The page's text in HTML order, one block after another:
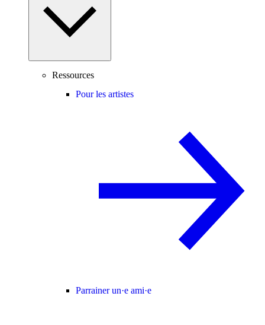
Ressources
Pour les artistes
Parrainer un·e ami·e